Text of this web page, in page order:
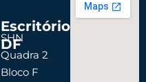
Escritório
DF
SHN
Quadra 2
Bloco F